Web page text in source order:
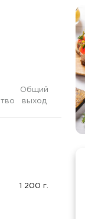
Общий
выход
1 200 г.